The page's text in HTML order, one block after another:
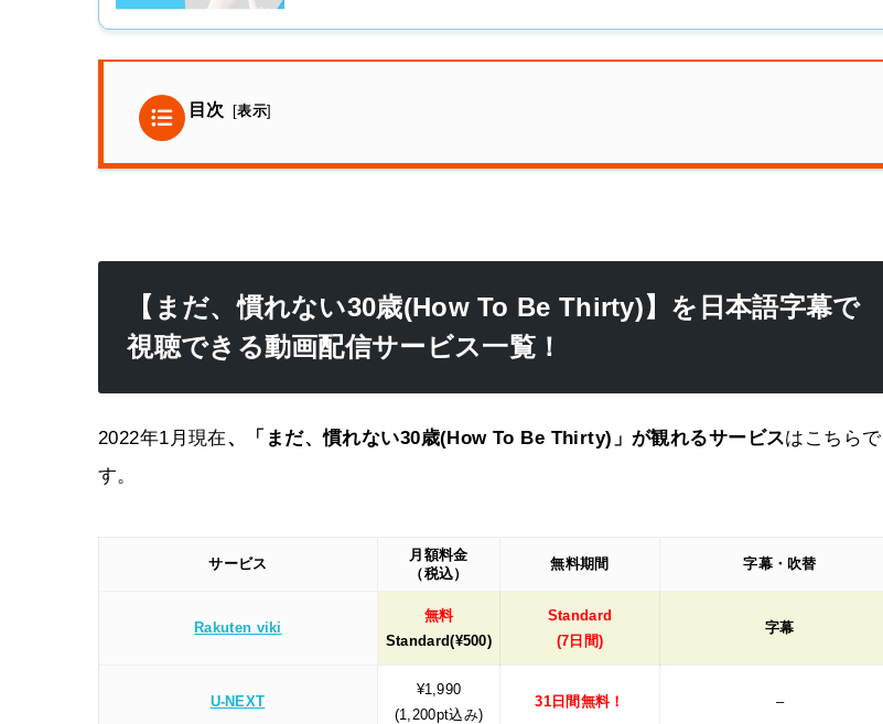
目次 [表示]
【まだ、慣れない30歳(How To Be Thirty)】を日本語字幕で
視聴できる動画配信サービス一覧！
2022年1月現在、「まだ、慣れない30歳(How To Be Thirty)」が観れるサービスはこちらで
す。
サービス
月額料金
（税込）
無料期間 字幕・吹替
Rakuten viki
無料
Standard(¥500)
Standard
(7日間)
字幕
U-NEXT
¥1,990
(1,200pt込み)
31日間無料！ –